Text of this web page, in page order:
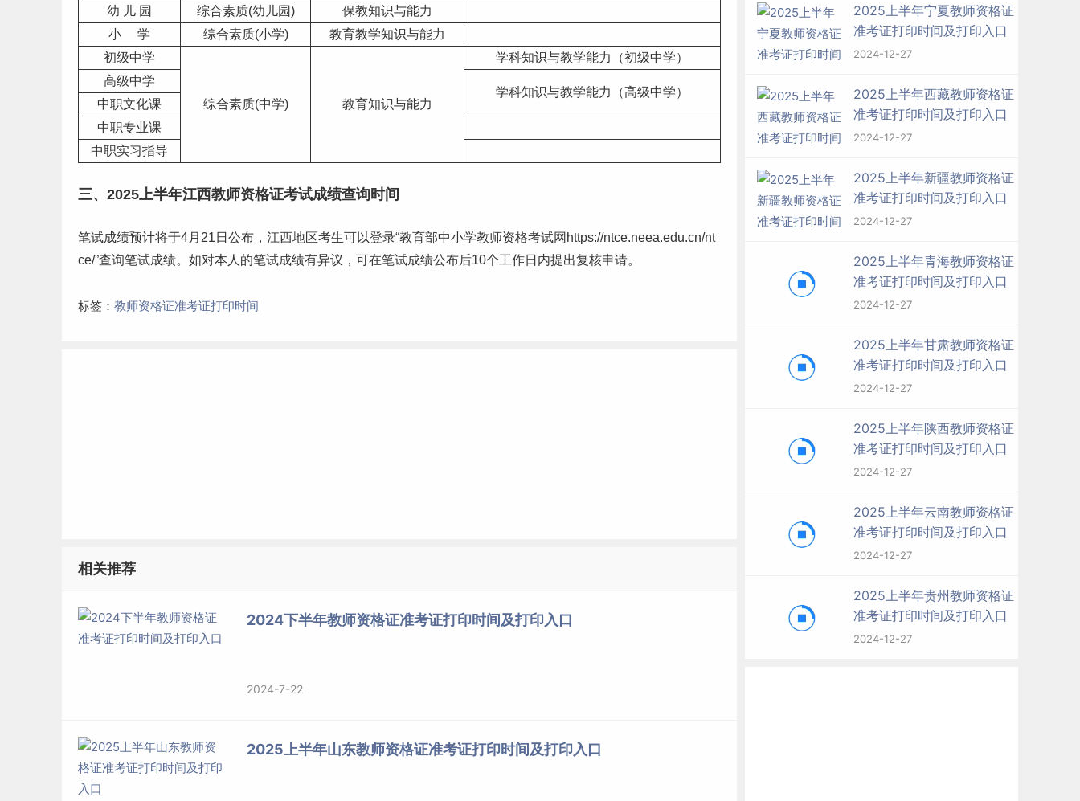
幼 儿 园
综合素质(幼儿园)
保教知识与能力
小 学
综合素质(小学)
教育教学知识与能力
初级中学
综合素质(中学) 教育知识与能力
学科知识与教学能力（初级中学）
高级中学
学科知识与教学能力（高级中学）
中职文化课
中职专业课
中职实习指导
三、2025上半年江西教师资格证考试成绩查询时间
笔试成绩预计将于4月21日公布，江西地区考生可以登录“教育部中小学教师资格考试网https://ntce.neea.edu.cn/nt
ce/”查询笔试成绩。如对本人的笔试成绩有异议，可在笔试成绩公布后10个工作日内提出复核申请。
标签： 教师资格证准考证打印时间
相关推荐
2024下半年教师资格证准考证打印时间及打印入口
2024-7-22
2025上半年山东教师资格证准考证打印时间及打印入口
2025上半年宁夏教师资格证
准考证打印时间及打印入口
2024-12-27
2025上半年西藏教师资格证
准考证打印时间及打印入口
2024-12-27
2025上半年新疆教师资格证
准考证打印时间及打印入口
2024-12-27
2025上半年青海教师资格证
准考证打印时间及打印入口
2024-12-27
2025上半年甘肃教师资格证
准考证打印时间及打印入口
2024-12-27
2025上半年陕西教师资格证
准考证打印时间及打印入口
2024-12-27
2025上半年云南教师资格证
准考证打印时间及打印入口
2024-12-27
2025上半年贵州教师资格证
准考证打印时间及打印入口
2024-12-27